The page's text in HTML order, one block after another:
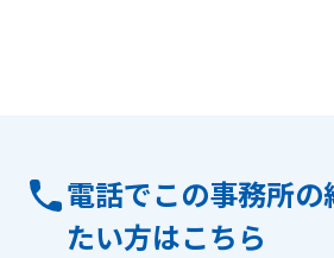
電話でこの事務所の
たい方はこちら